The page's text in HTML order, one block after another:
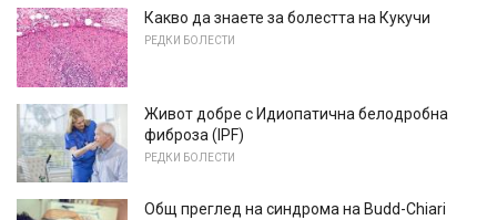
Какво да знаете за болестта на Кукучи
РЕДКИ БОЛЕСТИ
Живот добре с Идиопатична белодробна
фиброза (IPF)
РЕДКИ БОЛЕСТИ
Общ преглед на синдрома на Budd-Chiari